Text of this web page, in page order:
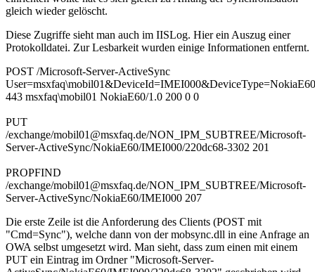
gleich wieder gelöscht.
Diese Zugriffe sieht man auch im IISLog. Hier ein Auszug einer
Protokolldatei. Zur Lesbarkeit wurden einige Informationen entfernt.
POST /Microsoft-Server-ActiveSync
443 msxfaq\mobil01 NokiaE60/1.0 200 0 0
PUT
/exchange/mobil01@msxfaq.de/NON_IPM_SUBTREE/Microsoft-
Server-ActiveSync/NokiaE60/IMEI000/220dc68-3302 201
PROPFIND
/exchange/mobil01@msxfaq.de/NON_IPM_SUBTREE/Microsoft-
Server-ActiveSync/NokiaE60/IMEI000 207
Die erste Zeile ist die Anforderung des Clients (POST mit
"Cmd=Sync"), welche dann von der mobsync.dll in eine Anfrage an
OWA selbst umgesetzt wird. Man sieht, dass zum einen mit einem
PUT ein Eintrag im Ordner "Microsoft-Server-